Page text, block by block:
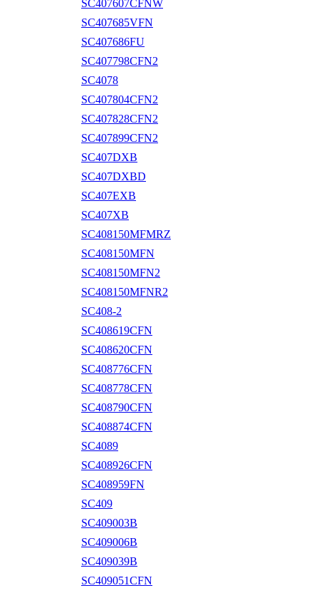
SC407607CFNW
SC407685VFN
SC407686FU
SC407798CFN2
SC4078
SC407804CFN2
SC407828CFN2
SC407899CFN2
SC407DXB
SC407DXBD
SC407EXB
SC407XB
SC408150MFMRZ
SC408150MFN
SC408150MFN2
SC408150MFNR2
SC408-2
SC408619CFN
SC408620CFN
SC408776CFN
SC408778CFN
SC408790CFN
SC408874CFN
SC4089
SC408926CFN
SC408959FN
SC409
SC409003B
SC409006B
SC409039B
SC409051CFN